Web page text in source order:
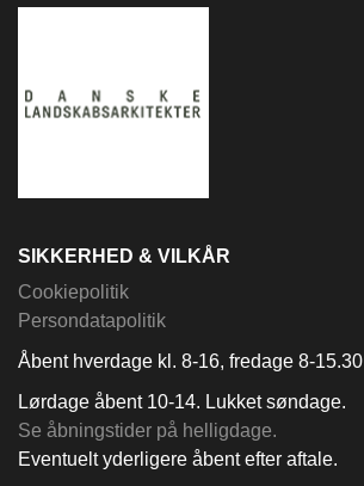
SIKKERHED & VILKÅR
Cookiepolitik
Persondatapolitik
Åbent hverdage kl. 8-16, fredage 8-15.30
Lørdage åbent 10-14. Lukket søndage.
Se åbningstider på helligdage.
Eventuelt yderligere åbent efter aftale.